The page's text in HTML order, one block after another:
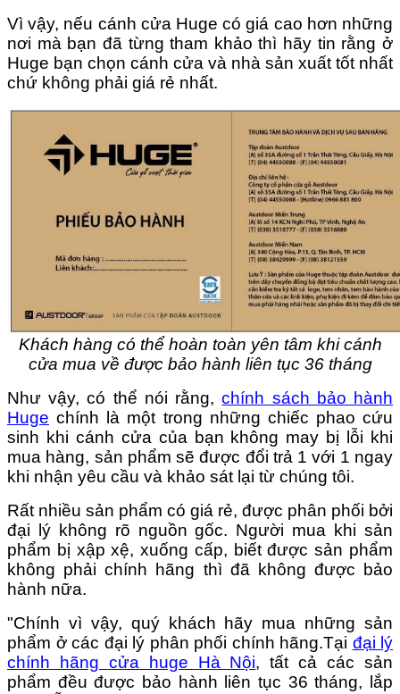
Vì vậy, nếu cánh cửa Huge có giá cao hơn những
nơi mà bạn đã từng tham khảo thì hãy tin rằng ở
Huge bạn chọn cánh cửa và nhà sản xuất tốt nhất
chứ không phải giá rẻ nhất.
Khách hàng có thể hoàn toàn yên tâm khi cánh
cửa mua về được bảo hành liên tục 36 tháng
Như vậy, có thể nói rằng,chính sách bảo hành
Huge chính là một trong những chiếc phao cứu
sinh khi cánh cửa của bạn không may bị lỗi khi
mua hàng, sản phẩm sẽ được đổi trả 1 với 1 ngay
khi nhận yêu cầu và khảo sát lại từ chúng tôi.
Rất nhiều sản phẩm có giá rẻ, được phân phối bởi
đại lý không rõ nguồn gốc. Người mua khi sản
phẩm bị xập xệ, xuống cấp, biết được sản phẩm
không phải chính hãng thì đã không được bảo
hành nữa.
"Chính vì vậy, quý khách hãy mua những sản
phẩm ở các đại lý phân phối chính hãng.Tại đại lý
chính hãng cửa huge Hà Nội, tất cả các sản
phẩm đều được bảo hành liên tục 36 tháng, lắp